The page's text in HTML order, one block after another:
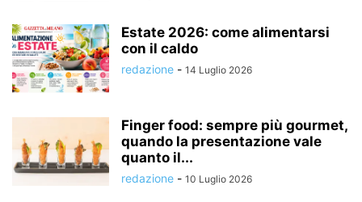
Estate 2026: come alimentarsi
con il caldo
redazione - 14 Luglio 2026
Finger food: sempre più gourmet,
quando la presentazione vale
quanto il...
redazione - 10 Luglio 2026